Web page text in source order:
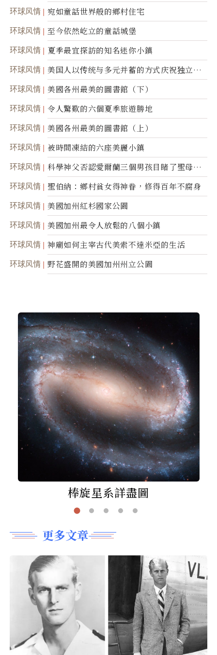
环球风情 宛如童話世界般的鄉村住宅
环球风情 至今依然屹立的童話城堡
环球风情 夏季最宜探訪的知名迷你小鎮
环球风情
美国人以传统与多元并蓄的方式庆祝独立日2
50周年
环球风情 美國各州最美的圖書館（下）
环球风情 令人驚歎的六個夏季旅遊勝地
环球风情 美國各州最美的圖書館（上）
环球风情 被時間凍結的六座美麗小鎮
环球风情
科學神父否認愛爾蘭三個男孩目睹了聖母顯
靈
环球风情 聖伯納：鄉村貧女得神眷，修得百年不腐身
环球风情 美國加州紅杉國家公園
环球风情 美國加州最令人放鬆的八個小鎮
环球风情 神廟如何主宰古代美索不達米亞的生活
环球风情 野花盛開的美國加州州立公園
棒旋星系詳盡圖
更多文章